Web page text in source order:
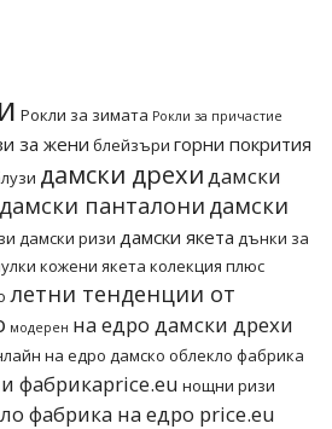
Рокли за зимата Рокли за причастие
за жени блейзъри горни покрития
дамски дрехидамски
дамски панталони дамски
дамски ризи дамски якета дънки за
кожени якета колекция плюс
летни тенденции от
модерен на едро дамски дрехи
на едро дамско облекло фабрика
фабрикаprice.eu нощни ризи
фабрика на едро price.eu